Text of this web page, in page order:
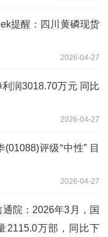
提醒：四川黄磷现货
2026-04-27
润3018.70万元 同比
2026-04-27
评级“中性” 目
2026-04-27
院：2026年3月，国
2115.0万部，同比下